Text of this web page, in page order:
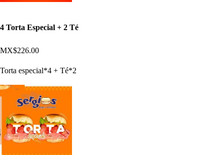
4 Torta Especial + 2 Té
MX$226.00
Torta especial*4 + Té*2